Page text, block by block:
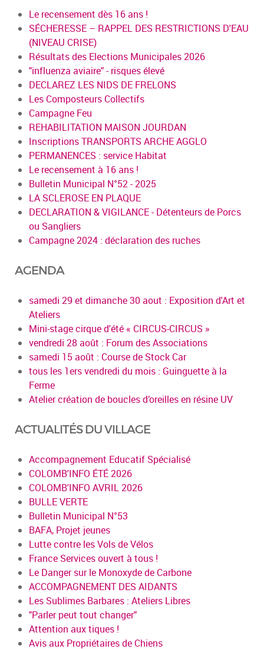
Le recensement dès 16 ans !
SÉCHERESSE – RAPPEL DES RESTRICTIONS D'EAU
(NIVEAU CRISE)
Résultats des Elections Municipales 2026
"influenza aviaire" - risques élevé
DECLAREZ LES NIDS DE FRELONS
Les Composteurs Collectifs
Campagne Feu
REHABILITATION MAISON JOURDAN
Inscriptions TRANSPORTS ARCHE AGGLO
PERMANENCES : service Habitat
Le recensement à 16 ans !
Bulletin Municipal N°52 - 2025
LA SCLEROSE EN PLAQUE
DECLARATION & VIGILANCE - Détenteurs de Porcs
ou Sangliers
Campagne 2024 : déclaration des ruches
AGENDA
samedi 29 et dimanche 30 aout : Exposition d'Art et
Ateliers
Mini-stage cirque d'été « CIRCUS-CIRCUS »
vendredi 28 août : Forum des Associations
samedi 15 août : Course de Stock Car
tous les 1ers vendredi du mois : Guinguette à la
Ferme
Atelier création de boucles d’oreilles en résine UV
ACTUALITÉS DU VILLAGE
Accompagnement Educatif Spécialisé
COLOMB'INFO ÉTÉ 2026
COLOMB'INFO AVRIL 2026
BULLE VERTE
Bulletin Municipal N°53
BAFA, Projet jeunes
Lutte contre les Vols de Vélos
France Services ouvert à tous !
Le Danger sur le Monoxyde de Carbone
ACCOMPAGNEMENT DES AIDANTS
Les Sublimes Barbares : Ateliers Libres
"Parler peut tout changer"
Attention aux tiques !
Avis aux Propriétaires de Chiens